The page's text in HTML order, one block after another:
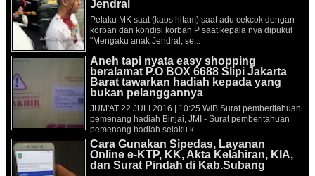
Jendral
Pelaku MK saat (kaos hitam) saat adu cekcok dengan
korban dan kondisi korban P saat kepala nya dipukul
"Mengaku anak Jendral, se...
Aneh tapi nyata easy shopping
beralamat P.O BOX 6688 Slipi Jakarta
Barat tawarkan hadiah kepada yang
bukan pelanggannya
JUM'AT 22 JULI 2016 | 10:25 WIB Surat pemberitahuan
pemenang hadiah Binjai, JMI - Surat pemberitahuan
pemenang hadiah selaku k...
Cara Gunakan Sipedas, Layanan
Online e-KTP, KK, Akta Kelahiran, KIA,
dan Surat Pindah di Kab.Subang